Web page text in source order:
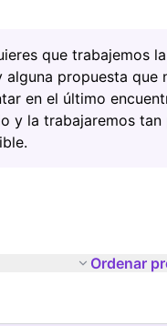
que trabajemos
alguna propuesta que
en el último
y la trabajaremos tan
Ordenar